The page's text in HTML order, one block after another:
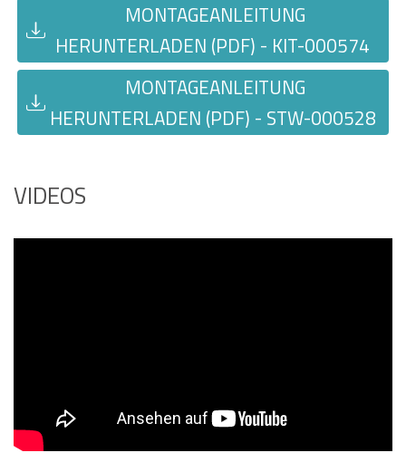
MONTAGEANLEITUNG
HERUNTERLADEN (PDF) - KIT-000574
MONTAGEANLEITUNG
HERUNTERLADEN (PDF) - STW-000528
VIDEOS